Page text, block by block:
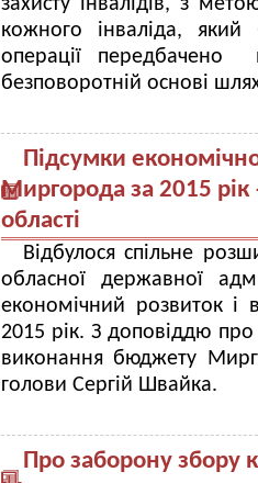
захисту інвалідів, з
кожного інваліда,
операції передбачено
безповоротній основі
Підсумки
Миргорода за 2015 рік
області
Відбулося спільне
обласної державної
економічний розвиток
2015 рік. З доповіддю
виконання бюджету
голови Сергій Швайка.
Про заборону збору